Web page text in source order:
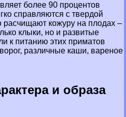
более 90 процентов
справляются с твердой
расчищают кожуру на плодах –
клыки, но и развитые
к питанию этих приматов
различные каши, вареное
и образа